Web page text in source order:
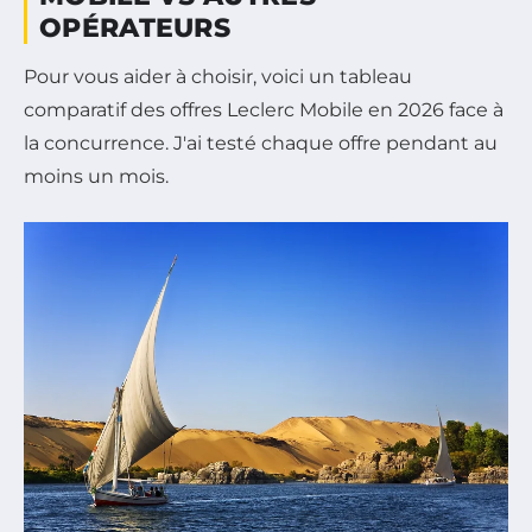
OPÉRATEURS
Pour vous aider à choisir, voici un tableau
comparatif des offres Leclerc Mobile en 2026 face à
la concurrence. J'ai testé chaque offre pendant au
moins un mois.